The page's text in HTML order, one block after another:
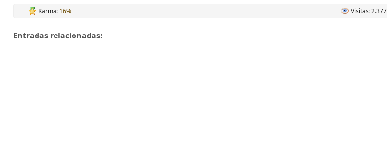
Karma: 16% Visitas: 2.377
Entradas relacionadas: